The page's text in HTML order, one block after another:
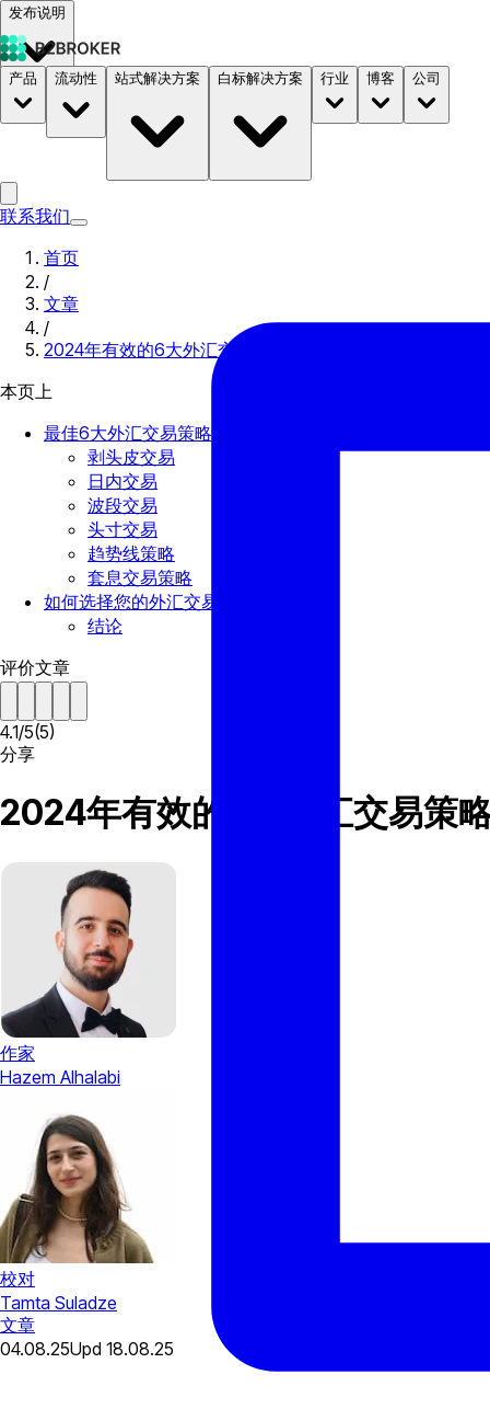
发布说明
文档 定价 B2STORE
产品 流动性 站式解决方案 白标解决方案 行业 博客 公司
联系我们
首页
/
文章
/
2024年有效的6大外汇交易策略和战术
本页上
最佳6大外汇交易策略
剥头皮交易
日内交易
波段交易
头寸交易
趋势线策略
套息交易策略
如何选择您的外汇交易策略
结论
评价文章
4.1/5(5)
分享
2024年有效的6大外汇交易策
作家
Hazem Alhalabi
校对
Tamta Suladze
文章
04.08.25Upd 18.08.25